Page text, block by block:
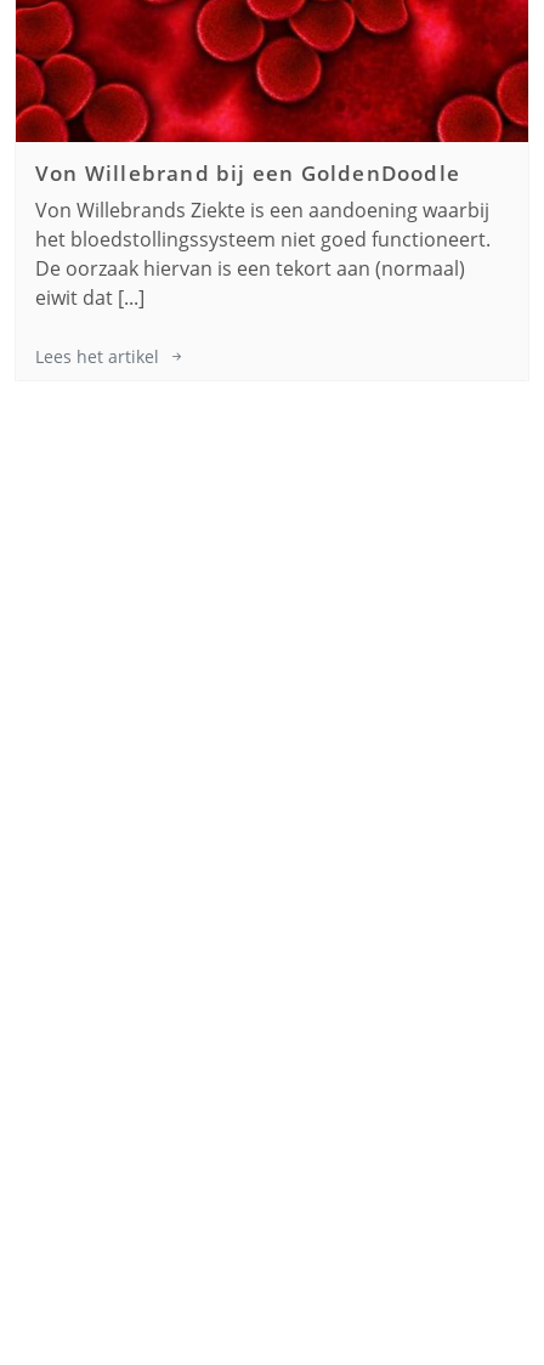
Von Willebrand bij een GoldenDoodle
Von Willebrands Ziekte is een aandoening waarbij
het bloedstollingssysteem niet goed functioneert.
De oorzaak hiervan is een tekort aan (normaal)
eiwit dat [...]
Lees het artikel